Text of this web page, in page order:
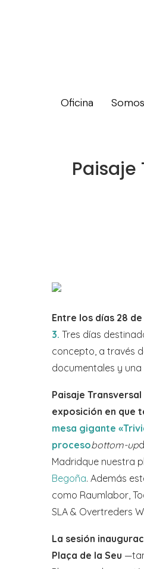
Oficina Somos
Entre los días 28
3. Tres días
concepto, a través
documentales y
Paisaje
exposición en que
mesa gigante
procesobottom-up
Madridque nuestra
Begoña. Además
como Raumlabor,
SLA & Overtreders
La sesión
Plaça de la Seu